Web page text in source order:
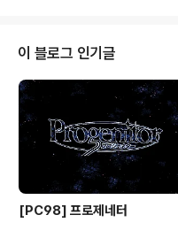
벗는 시기를 잘 선택해야 합니다. (
하는 장면으로 미미가 팬티를 벗기
데 탈의 게임답게 끝까지 벗게 되는
던 전뇌학원(電脳学園)만큼은 아니
있을 뿐만 아니라 실제 이미지로 직
일본인이 '크레바스'라고 은유적으로
이 블로그 인기글
[PC98] 프로제네터